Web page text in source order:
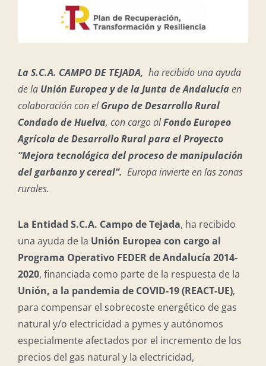
La S.C.A. CAMPO DE TEJADA, ha recibido una ayuda
de la Unión Europea y de la Junta de Andalucía en
colaboración con elGrupo de Desarrollo Rural
Condado de Huelva, con cargo alFondo Europeo
Agrícola de Desarrollo Rural para el Proyecto
“Mejora tecnológica del proceso de manipulación
del garbanzo y cereal”. Europa invierte en las zonas
rurales.
La Entidad S.C.A. Campo de Tejada, ha recibido
una ayuda de la Unión Europea con cargo al
Programa Operativo FEDER de Andalucía 2014-
2020, financiada como parte de la respuesta de la
Unión, a la pandemia de COVID-19 (REACT-UE),
para compensar el sobrecoste energético de gas
natural y/o electricidad a pymes y autónomos
especialmente afectados por el incremento de los
precios del gas natural y la electricidad,